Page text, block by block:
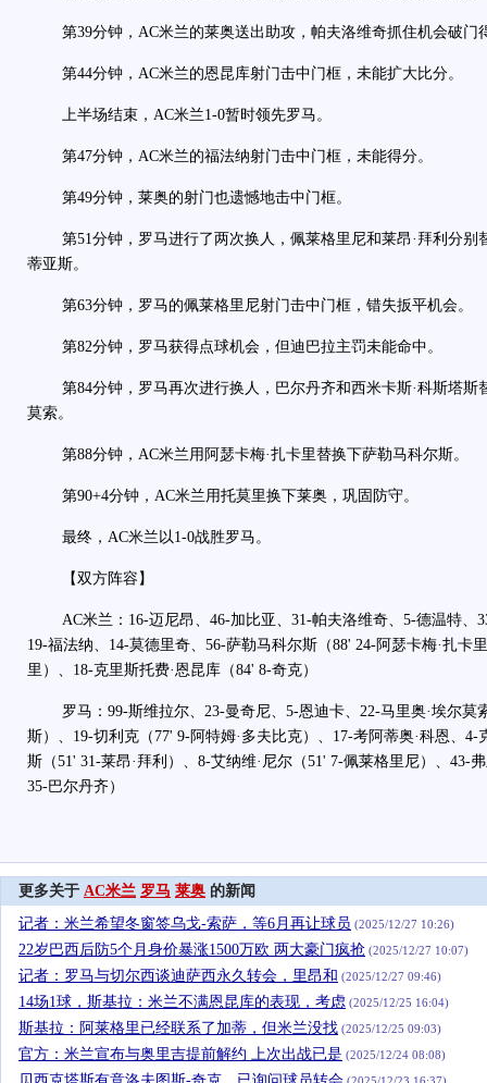
第39分钟，AC米兰的莱奥送出助攻，帕夫洛维奇抓住机会破门
第44分钟，AC米兰的恩昆库射门击中门框，未能扩大比分。
上半场结束，AC米兰1-0暂时领先罗马。
第47分钟，AC米兰的福法纳射门击中门框，未能得分。
第49分钟，莱奥的射门也遗憾地击中门框。
第51分钟，罗马进行了两次换人，佩莱格里尼和莱昂·拜利分别
蒂亚斯。
第63分钟，罗马的佩莱格里尼射门击中门框，错失扳平机会。
第82分钟，罗马获得点球机会，但迪巴拉主罚未能命中。
第84分钟，罗马再次进行换人，巴尔丹齐和西米卡斯·科斯塔斯
莫索。
第88分钟，AC米兰用阿瑟卡梅·扎卡里替换下萨勒马科尔斯。
第90+4分钟，AC米兰用托莫里换下莱奥，巩固防守。
最终，AC米兰以1-0战胜罗马。
【双方阵容】
AC米兰：16-迈尼昂、46-加比亚、31-帕夫洛维奇、5-德温特、
19-福法纳、14-莫德里奇、56-萨勒马科尔斯（88' 24-阿瑟卡梅·扎卡
里）、18-克里斯托费·恩昆库（84' 8-奇克）
罗马：99-斯维拉尔、23-曼奇尼、5-恩迪卡、22-马里奥·埃尔莫
斯）、19-切利克（77' 9-阿特姆·多夫比克）、17-考阿蒂奥·科恩、4-
斯（51' 31-莱昂·拜利）、8-艾纳维·尼尔（51' 7-佩莱格里尼）、43-
35-巴尔丹齐）
更多关于 AC米兰 罗马 莱奥 的新闻
记者：米兰希望冬窗签乌戈-索萨，等6月再让球员 (2025/12/27 10:26)
22岁巴西后防5个月身价暴涨1500万欧 两大豪门疯抢 (2025/12/27 10:07)
记者：罗马与切尔西谈迪萨西永久转会，里昂和 (2025/12/27 09:46)
14场1球，斯基拉：米兰不满恩昆库的表现，考虑 (2025/12/25 16:04)
斯基拉：阿莱格里已经联系了加蒂，但米兰没找 (2025/12/25 09:03)
官方：米兰宣布与奥里吉提前解约 上次出战已是 (2025/12/24 08:08)